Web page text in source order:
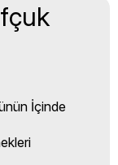
İçinde